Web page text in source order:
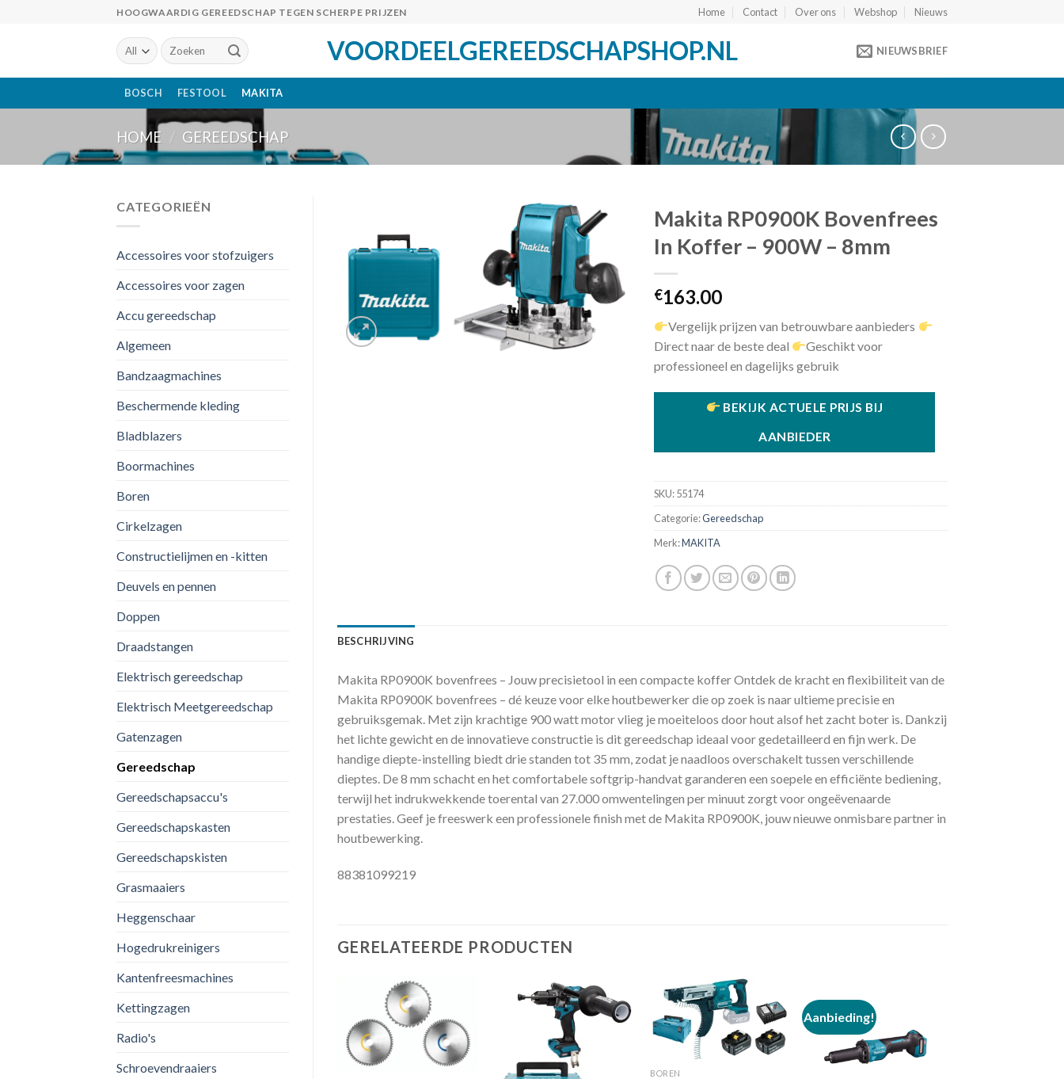
HOOGWAARDIG GEREEDSCHAP TEGEN SCHERPE PRIJZEN Home Contact Over ons Webshop Nieuws
VOORDEELGEREEDSCHAPSHOP.NL
Zoeken
naar:
NIEUWSBRIEF
BOSCH FESTOOL MAKITA
HOME / GEREEDSCHAP
CATEGORIEËN
Accessoires voor stofzuigers
Accessoires voor zagen
Accu gereedschap
Algemeen
Bandzaagmachines
Beschermende kleding
Bladblazers
Boormachines
Boren
Cirkelzagen
Constructielijmen en -kitten
Deuvels en pennen
Doppen
Draadstangen
Elektrisch gereedschap
Elektrisch Meetgereedschap
Gatenzagen
Gereedschap
Gereedschapsaccu's
Gereedschapskasten
Gereedschapskisten
Grasmaaiers
Heggenschaar
Hogedrukreinigers
Kantenfreesmachines
Kettingzagen
Radio's
Schroevendraaiers
Toevoegen
aan
verlanglijst
Makita RP0900K Bovenfrees
In Koffer – 900W – 8mm
€163.00
Vergelijk prijzen van betrouwbare aanbieders
Direct naar de beste deal
Geschikt voor
professioneel en dagelijks gebruik
BEKIJK ACTUELE PRIJS BIJ
AANBIEDER
SKU:55174
Categorie:Gereedschap
Merk:MAKITA
BESCHRIJVING
Makita RP0900K bovenfrees – Jouw precisietool in een compacte koffer Ontdek de kracht en flexibiliteit van de
Makita RP0900K bovenfrees – dé keuze voor elke houtbewerker die op zoek is naar ultieme precisie en
gebruiksgemak. Met zijn krachtige 900 watt motor vlieg je moeiteloos door hout alsof het zacht boter is. Dankzij
het lichte gewicht en de innovatieve constructie is dit gereedschap ideaal voor gedetailleerd en fijn werk. De
handige diepte-instelling biedt drie standen tot 35 mm, zodat je naadloos overschakelt tussen verschillende
dieptes. De 8 mm schacht en het comfortabele softgrip-handvat garanderen een soepele en efficiënte bediening,
terwijl het indrukwekkende toerental van 27.000 omwentelingen per minuut zorgt voor ongeëvenaarde
prestaties. Geef je freeswerk een professionele finish met de Makita RP0900K, jouw nieuwe onmisbare partner in
houtbewerking.
88381099219
GERELATEERDE PRODUCTEN
Toevoegen
aan
verlanglijst
Toevoegen
verlanglijst
Toevoegen
BOREN
Aanbieding!
Toevoegen
aan
verlanglijst